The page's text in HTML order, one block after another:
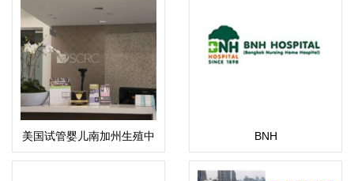
美国试管婴儿南加州生殖中
心（SCRC）
BNH